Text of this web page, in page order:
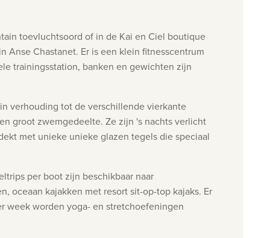
toevluchtsoord of in de Kai en Ciel boutique
Anse Chastanet. Er is een klein fitnesscentrum
trainingsstation, banken en gewichten zijn
verhouding tot de verschillende vierkante
groot zwemgedeelte. Ze zijn 's nachts verlicht
met unieke unieke glazen tegels die speciaal
per boot zijn beschikbaar naar
oceaan kajakken met resort sit-op-top kajaks. Er
week worden yoga- en stretchoefeningen